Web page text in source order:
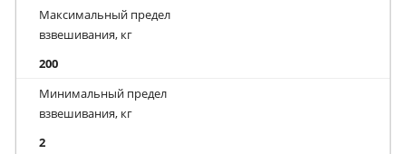
Максимальный предел
взвешивания, кг
200
Минимальный предел
взвешивания, кг
2